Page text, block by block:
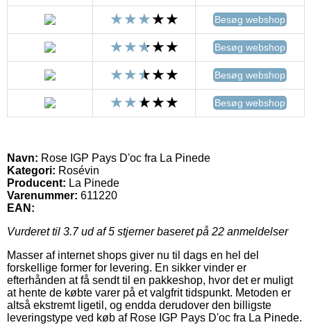
Besøg webshop
Besøg webshop
Besøg webshop
Besøg webshop
Navn: Rose IGP Pays D'oc fra La Pinede
Kategori: Rosévin
Producent: La Pinede
Varenummer: 611220
EAN:
Vurderet til 3.7ud af 5 stjerner baseret på 22 anmeldelser
Masser af internet shops giver nu til dags en hel del
forskellige former for levering. En sikker vinder er
efterhånden at få sendt til en pakkeshop, hvor det er muligt
at hente de købte varer på et valgfrit tidspunkt. Metoden er
altså ekstremt ligetil, og endda derudover den billigste
leveringstype ved køb af Rose IGP Pays D'oc fra La Pinede.